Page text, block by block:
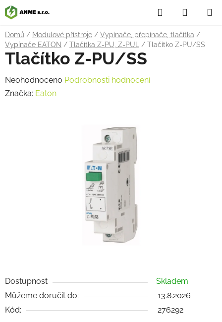
Přejít
na
obsah
Hledat
KOŠÍK
Domů / Modulové přístroje / Vypínače, přepínače, tlačítka /
Vypínače EATON / Tlačítka Z-PU, Z-PUL / Tlačítko Z-PU/SS
Dostupnost
Skladem
Můžeme doručit do:
13.8.2026
Kód:
276292
Tlačítko Z-PU/SS
Průměrné
hodnocení
Neohodnoceno Podrobnosti hodnocení
Značka: Eaton